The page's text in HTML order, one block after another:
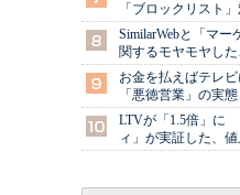
「ブロックリスト
SimilarWebと「マ
関するモヤモヤし
お金を払えばテレ
「悪徳営業」の実態
LTVが「1.5倍」に
ィ」が実証した、